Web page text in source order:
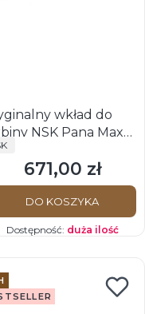
wkład do
NSK Pana Max
Cena
671,00 zł
DO KOSZYKA
Dostępność: duża ilość